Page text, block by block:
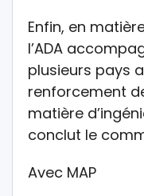
Enfin, en
l’ADA
plusieurs pays
renforcement
matière
conclut le
Avec MAP